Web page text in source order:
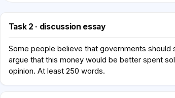
Task 2 · discussion essay
Some people believe that governments
argue that this money would be better spent
opinion. At least 250 words.